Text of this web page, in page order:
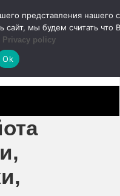
только, новинки зарубежного
представления нашего
мы будем считать что
Privacy policy
Ok